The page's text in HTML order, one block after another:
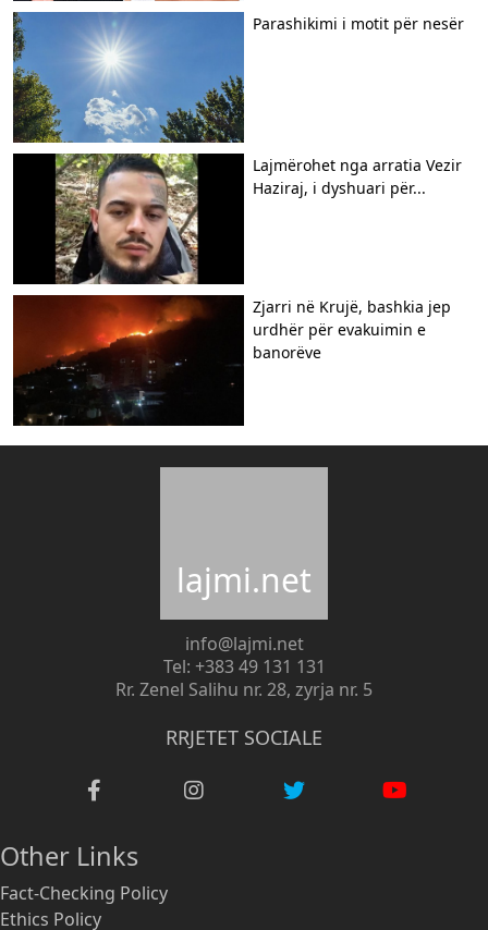
Parashikimi i motit për nesër
Lajmërohet nga arratia Vezir
Haziraj, i dyshuari për...
Zjarri në Krujë, bashkia jep
urdhër për evakuimin e
banorëve
lajmi.net
info@lajmi.net
Tel: +383 49 131 131
Rr. Zenel Salihu nr. 28, zyrja nr. 5
RRJETET SOCIALE
Other Links
Fact-Checking Policy
Ethics Policy